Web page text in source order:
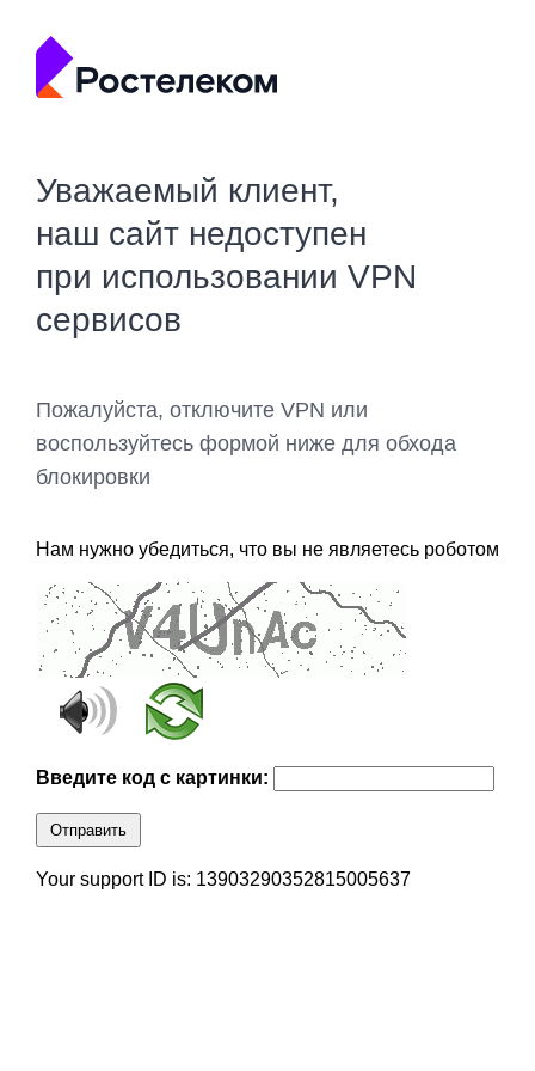
Уважаемый клиент,
наш сайт недоступен
при использовании VPN
сервисов
Пожалуйста, отключите VPN или
воспользуйтесь формой ниже для обхода
блокировки
Нам нужно убедиться, что вы не являетесь роботом
Введите код с картинки:
Отправить
Your support ID is: 13903290352815005637